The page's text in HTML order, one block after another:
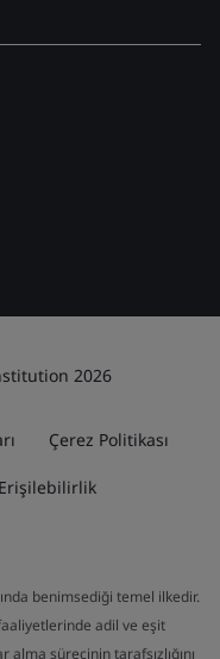
2026
Çerez Politikası
Erişilebilirlik
benimsediği temel ilkedir.
adil ve eşit
sürecinin tarafsızlığını